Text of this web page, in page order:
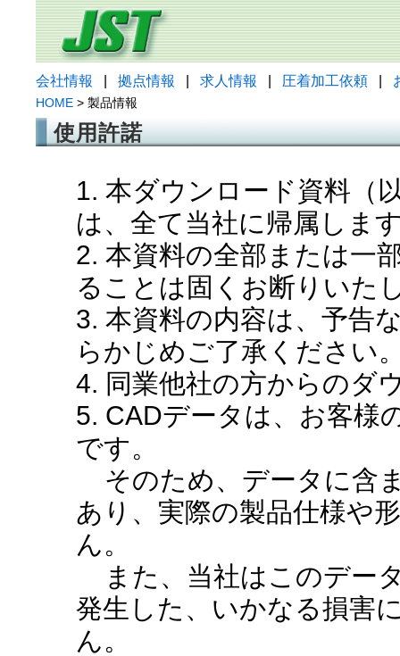
会社情報 拠点情報 求人情報 圧着加工依頼
HOME > 製品情報
使用許諾
1. 本ダウンロード資料（
は、全て当社に帰属しま
2. 本資料の全部または一
ることは固くお断りいた
3. 本資料の内容は、予告
らかじめご了承ください
4. 同業他社の方からのダ
5. CADデータは、お客様
です。
そのため、データに含
あり、実際の製品仕様や
ん。
また、当社はこのデー
発生した、いかなる損害
ん。